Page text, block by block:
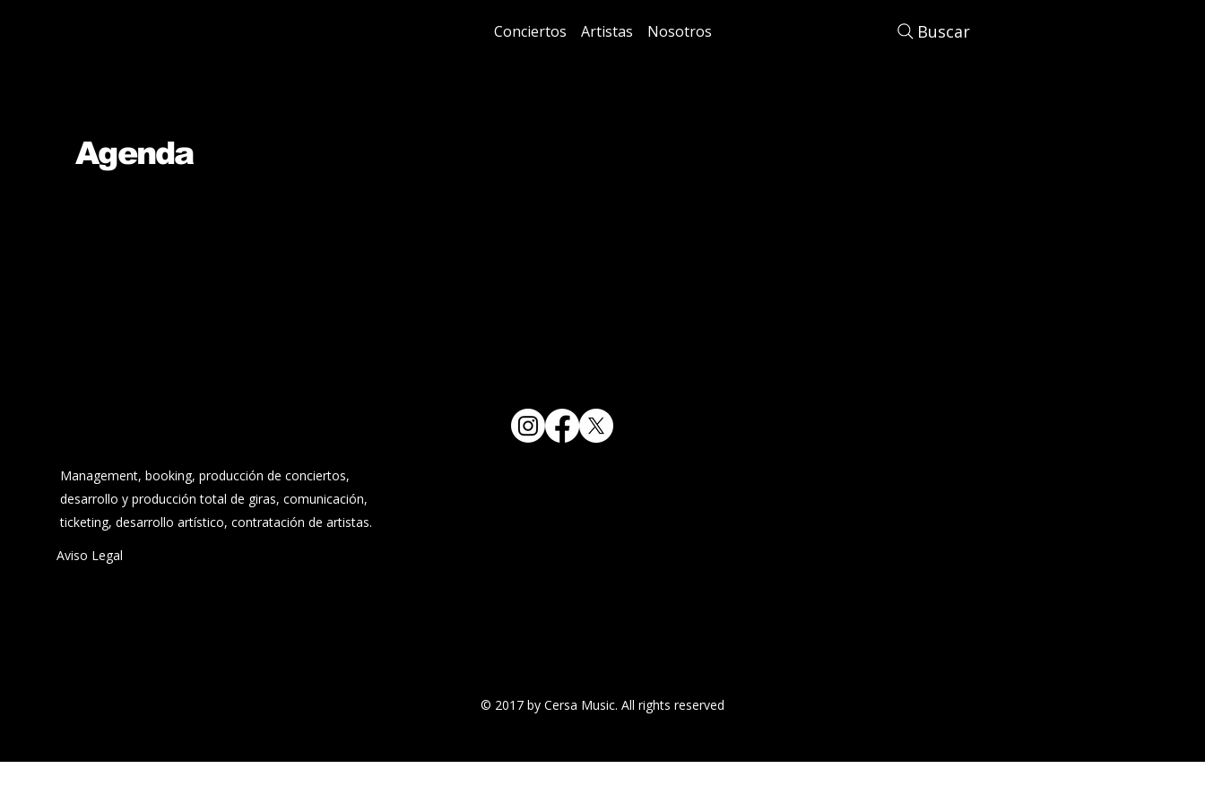
Conciertos Artistas Nosotros Buscar
Agenda
Management, booking, producción de conciertos,
desarrollo y producción total de giras, comunicación,
ticketing, desarrollo artístico, contratación de artistas.
Aviso Legal
© 2017 by Cersa Music. All rights reserved